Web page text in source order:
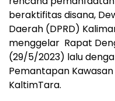
beraktifitas disana,
Daerah (DPRD)
menggelar Rapat
(29/5/2023) lalu
Pemantapan
KaltimTara.